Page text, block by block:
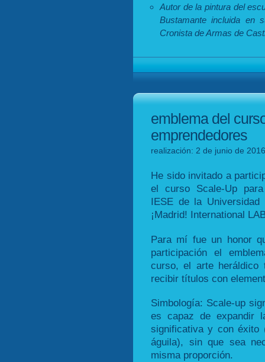
Autor de la pintura del
Bustamante incluida en
Cronista de Armas de
emblema del
emprendedores
realización: 2 de junio de
He sido invitado a
el curso Scale-Up
IESE de la
¡Madrid! International
Para mí fue un honor
participación el
curso, el arte heráldico
recibir títulos con
Simbología: Scale-up
es capaz de expandir
significativa y con éxito
águila), sin que sea
misma proporción.